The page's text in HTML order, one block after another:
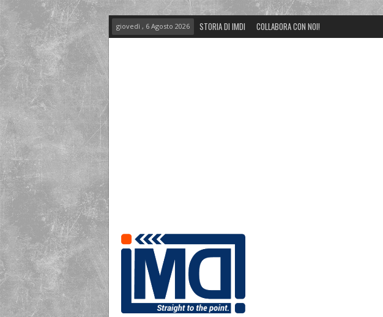
giovedì , 6 Agosto 2026 STORIA DI IMDI COLLABORA CON NOI!